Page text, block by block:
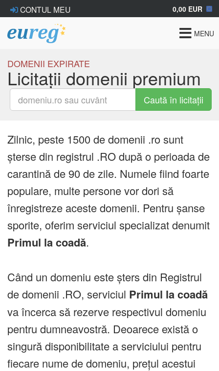
CONTUL MEU 0,00 EUR
Toggle
MENU
DOMENII EXPIRATE
Licitații domenii premium
Caută în licitații
Zilnic, peste 1500 de domenii .ro sunt
șterse din registrul .RO după o perioada de
carantină de 90 de zile. Numele fiind foarte
populare, multe persone vor dori să
înregistreze aceste domenii. Pentru șanse
sporite, oferim serviciul specializat denumit
Primul la coadă.
Când un domeniu este șters din Registrul
de domenii .RO, serviciul Primul la coadă
va încerca să rezerve respectivul domeniu
pentru dumneavostră. Deoarece există o
singură disponibilitate a serviciului pentru
fiecare nume de domeniu, prețul acestui